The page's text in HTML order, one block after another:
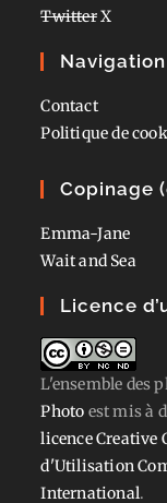
TwitterX
Navigation
Contact
Politique de
Copinage
Emma-Jane
Wait and Sea
Licence
L'ensemble des
Photo est mis à
licence
d'Utilisation
International.